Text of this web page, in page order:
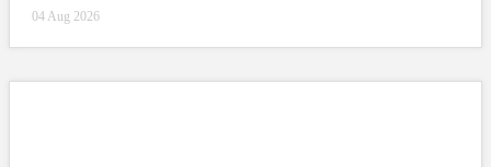
04 Aug 2026